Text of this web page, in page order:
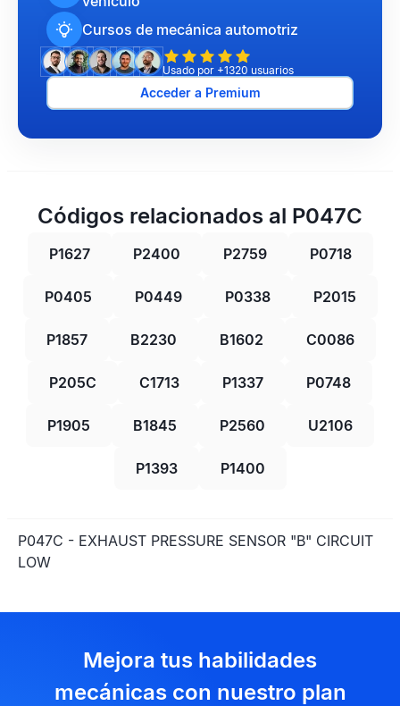
Cursos de mecánica automotriz
Usado por +1320 usuarios
Acceder a Premium
Códigos relacionados al P047C
P1627 P2400 P2759 P0718
P0405 P0449 P0338 P2015
P1857 B2230 B1602 C0086
P205C C1713 P1337 P0748
P1905 B1845 P2560 U2106
P1393 P1400
P047C - EXHAUST PRESSURE SENSOR "B" CIRCUIT
LOW
Mejora tus habilidades
mecánicas con nuestro plan